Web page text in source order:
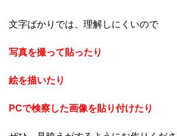
文字ばかりでは、理解しにくいので
写真を撮って貼ったり
絵を描いたり
PCで検察した画像を貼り付けたり